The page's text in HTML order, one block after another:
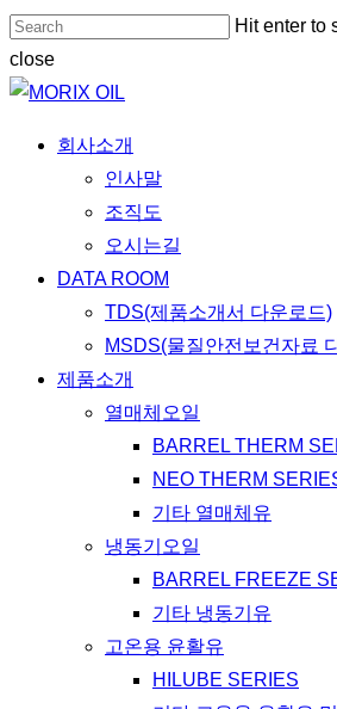
Skip
to
main
Hit enter to
close
Close
Menu
회사소개
인사말
조직도
오시는길
DATA ROOM
TDS(제품소개서 다운로드)
MSDS(물질안전보건자료
제품소개
열매체오일
BARREL THERM
NEO THERM
기타 열매체유
냉동기오일
BARREL FREEZE
기타 냉동기유
고온용 윤활유
HILUBE SERIES